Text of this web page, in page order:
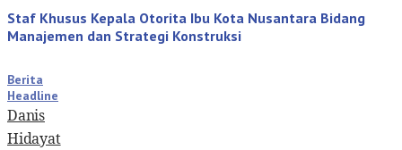
Staf Khusus Kepala Otorita Ibu Kota Nusantara Bidang
Manajemen dan Strategi Konstruksi
Berita
Headline
Danis
Hidayat